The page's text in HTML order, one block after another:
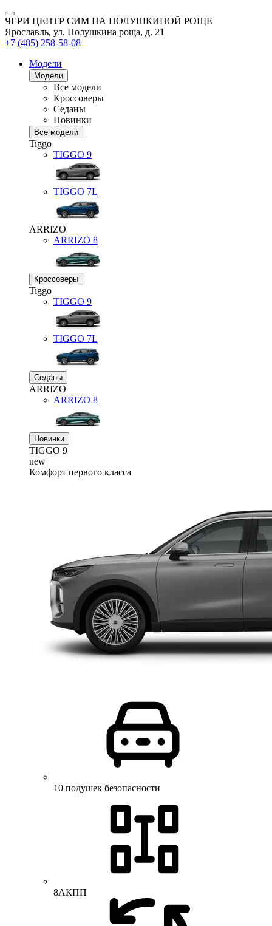
ЧЕРИ ЦЕНТР СИМ НА ПОЛУШКИНОЙ РОЩЕ
Ярославль, ул. Полушкина роща, д. 21
+7 (485) 258-58-08
Модели
Модели
Все модели
Кроссоверы
Седаны
Новинки
Все модели
Tiggo
TIGGO 9
TIGGO 7L
ARRIZO
ARRIZO 8
Кроссоверы
Tiggo
TIGGO 9
TIGGO 7L
Седаны
ARRIZO
ARRIZO 8
Новинки
TIGGO 9
new
Комфорт первого класса
10 подушек безопасности
8АКПП